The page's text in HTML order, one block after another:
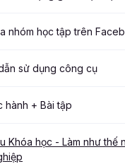
nhóm học tập trên
sử dụng công cụ
hành + Bài tập
Khóa học - Làm như thế